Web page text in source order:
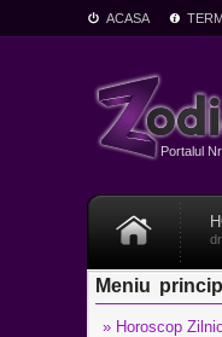
ACASA
Portalul
Meniu
» Horoscop Zilnic